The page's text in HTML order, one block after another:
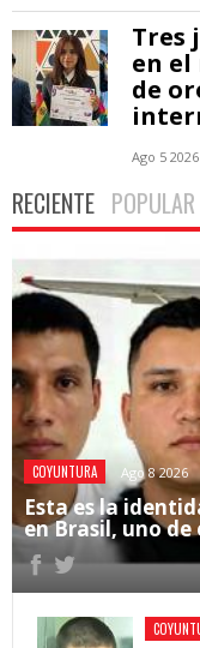
Tres
en el
de
Ago 5
RECIENTE POPULAR
COYUNTURA Ago 8 2026
Esta es la
en Brasil, uno